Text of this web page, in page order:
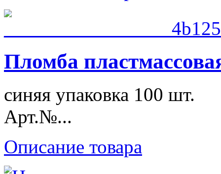
Пломба
синяя упаковка 100 шт.
Арт.№...
Описание товара